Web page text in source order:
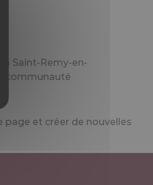
à Saint-Remy-en-
communauté
et créer de nouvelles